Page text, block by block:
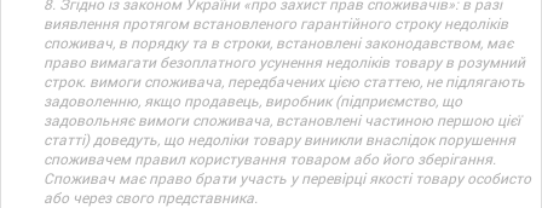
виявлення протягом встановленого гарантійного строку недоліків
споживач, в порядку та в строки, встановлені законодавством, має
право вимагати безоплатного усунення недоліків товару в розумний
строк. вимоги споживача, передбачених цією статтею, не підлягають
задоволенню, якщо продавець, виробник (підприємство, що
задовольняє вимоги споживача, встановлені частиною першою цієї
статті) доведуть, що недоліки товару виникли внаслідок порушення
споживачем правил користування товаром або його зберігання.
Споживач має право брати участь у перевірці якості товару особисто
або через свого представника.